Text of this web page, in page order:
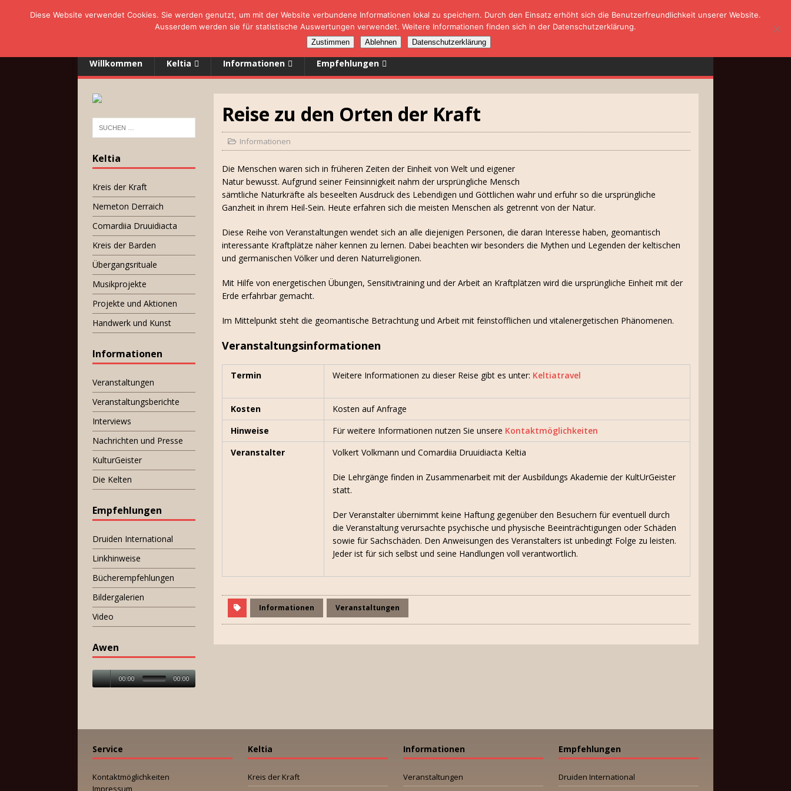
Willkommen Keltia Informationen Empfehlungen
Reise zu den Orten der Kraft
Informationen
Die Menschen waren sich in früheren Zeiten der Einheit von Welt und eigener
Natur bewusst. Aufgrund seiner Feinsinnigkeit nahm der ursprüngliche Mensch
sämtliche Naturkräfte als beseelten Ausdruck des Lebendigen und Göttlichen wahr und erfuhr so die ursprüngliche
Ganzheit in ihrem Heil-Sein. Heute erfahren sich die meisten Menschen als getrennt von der Natur.
Diese Reihe von Veranstaltungen wendet sich an alle diejenigen Personen, die daran Interesse haben, geomantisch
interessante Kraftplätze näher kennen zu lernen. Dabei beachten wir besonders die Mythen und Legenden der keltischen
und germanischen Völker und deren Naturreligionen.
Mit Hilfe von energetischen Übungen, Sensitivtraining und der Arbeit an Kraftplätzen wird die ursprüngliche Einheit mit der
Erde erfahrbar gemacht.
Im Mittelpunkt steht die geomantische Betrachtung und Arbeit mit feinstofflichen und vitalenergetischen Phänomenen.
Veranstaltungsinformationen
Termin Weitere Informationen zu dieser Reise gibt es unter: Keltiatravel
Kosten
Kosten auf Anfrage
Hinweise
Für weitere Informationen nutzen Sie unsere Kontaktmöglichkeiten
Veranstalter
Volkert Volkmann und Comardiia Druuidiacta Keltia
Die Lehrgänge finden in Zusammenarbeit mit der Ausbildungs Akademie der KultUrGeister
statt.
Der Veranstalter übernimmt keine Haftung gegenüber den Besuchern für eventuell durch
die Veranstaltung verursachte psychische und physische Beeinträchtigungen oder Schäden
sowie für Sachschäden. Den Anweisungen des Veranstalters ist unbedingt Folge zu leisten.
Jeder ist für sich selbst und seine Handlungen voll verantwortlich.
Informationen Veranstaltungen
Keltia
Kreis der Kraft
Nemeton Derraich
Comardiia Druuidiacta
Kreis der Barden
Übergangsrituale
Musikprojekte
Projekte und Aktionen
Handwerk und Kunst
Informationen
Veranstaltungen
Veranstaltungsberichte
Interviews
Nachrichten und Presse
KulturGeister
Die Kelten
Empfehlungen
Druiden International
Linkhinweise
Bücherempfehlungen
Bildergalerien
Video
Awen
00:00 00:00
Service
Kontaktmöglichkeiten
Impressum
Keltia
Kreis der Kraft
Informationen
Veranstaltungen
Empfehlungen
Druiden International
Diese Website verwendet Cookies. Sie werden genutzt, um mit der Website verbundene Informationen lokal zu speichern. Durch den Einsatz erhöht sich die Benutzerfreundlichkeit unserer Website.
Ausserdem werden sie für statistische Auswertungen verwendet. Weitere Informationen finden sich in der Datenschutzerklärung.
Zustimmen Ablehnen Datenschutzerklärung